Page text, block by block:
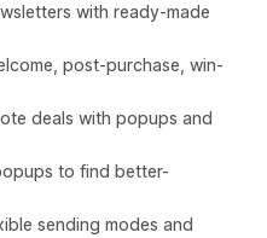
with ready-made
post-purchase, win-
deals with popups and
to find better-
sending modes and